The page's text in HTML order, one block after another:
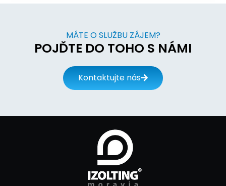
MÁTE O SLUŽBU ZÁJEM?
POJĎTE DO TOHO S NÁMI
Kontaktujte nás